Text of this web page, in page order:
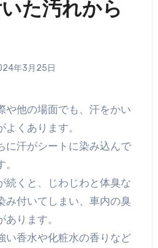
た汚れから
年3月25日
くあります。
に汗がシートに染み込んで
続くと、じわじわと体臭な
み付いてしまい、車内の臭
ります。
い香水や化粧水の香りなど